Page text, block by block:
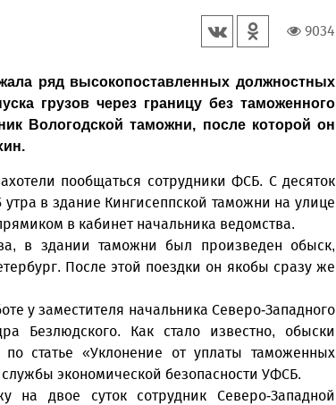
9034
ряд высокопоставленных должностных
грузов через границу без таможенного
Вологодской таможни, после которой он
пообщаться сотрудники ФСБ. С десяток
в здание Кингисеппской таможни на улице
в кабинет начальника ведомства.
в здании таможни был произведен обыск,
После этой поездки он якобы сразу же
у заместителя начальника Северо-Западного
Безлюдского. Как стало известно, обыски
статье «Уклонение от уплаты таможенных
экономической безопасности УФСБ.
двое суток сотрудник Северо-Западной